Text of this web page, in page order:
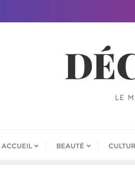
LE
ACCUEIL BEAUTÉ